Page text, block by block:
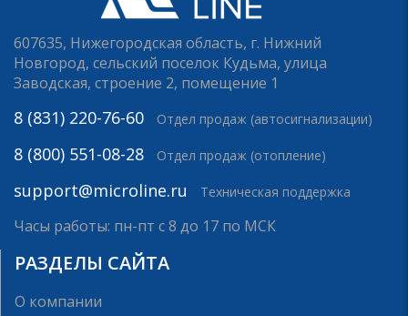
607635, Нижегородская область, г. Нижний
Новгород, сельский поселок Кудьма, улица
Заводская, строение 2, помещение 1
8 (831) 220-76-60 Отдел продаж (автосигнализации)
8 (800) 551-08-28 Отдел продаж (отопление)
support@microline.ru Техническая поддержка
Часы работы: пн-пт с 8 до 17 по МСК
РАЗДЕЛЫ САЙТА
О компании